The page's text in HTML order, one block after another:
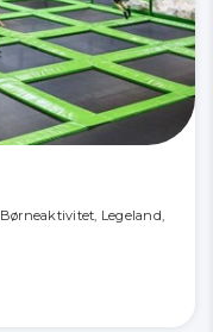
Legeland,